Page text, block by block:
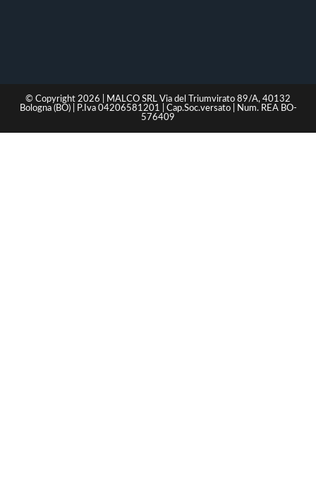
© Copyright 2026 | MALCO SRL Via del Triumvirato 89/A, 40132
Bologna (BO) | P.Iva 04206581201 | Cap.Soc.versato | Num. REA BO-
576409